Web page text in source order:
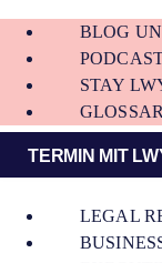
BLOG
STAY
TERMIN MIT
LEGAL